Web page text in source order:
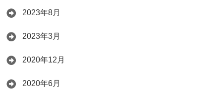
2023年8月
2023年3月
2020年12月
2020年6月